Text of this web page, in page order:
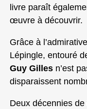
livre paraît
œuvre à découvrir.
Grâce à
Lépingle, entouré
Guy Gilles n’est
disparaissent
Deux décennies